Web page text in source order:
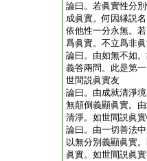
論曰。若眞實性分
成眞實。何因縁説
依他性一分永無。
爲眞實。不立爲非
論曰。由如無不如
義答兩問。此是第
世間説眞實友
論曰。由成就清淨
無顛倒義顯眞實。
清淨。如世間説眞
論曰。由一切善法
以無分別義顯眞實
眞實。如世間説眞